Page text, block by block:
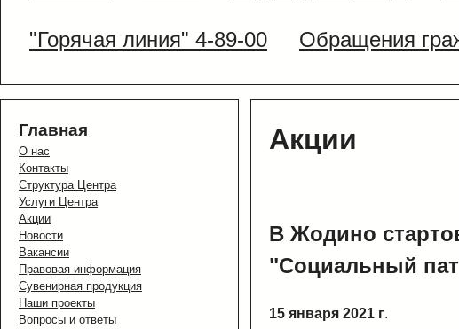
"Горячая линия" 4-89-00 Обращения
Главная
О нас
Контакты
Структура Центра
Услуги Центра
Акции
Новости
Вакансии
Правовая информация
Сувенирная продукция
Наши проекты
Вопросы и ответы
Акции
В Жодино
"Социальный
15 января 2021 г.